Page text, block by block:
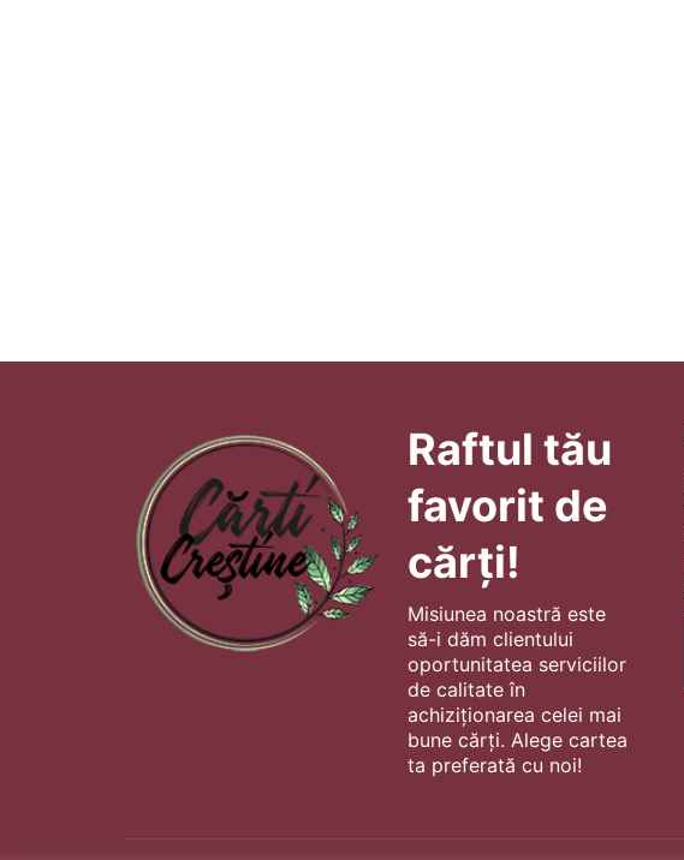
Raftul tău
favorit de
cărți!
Misiunea noastră este
să-i dăm clientului
oportunitatea serviciilor
de calitate în
achiziționarea celei mai
bune cărți. Alege cartea
ta preferată cu noi!